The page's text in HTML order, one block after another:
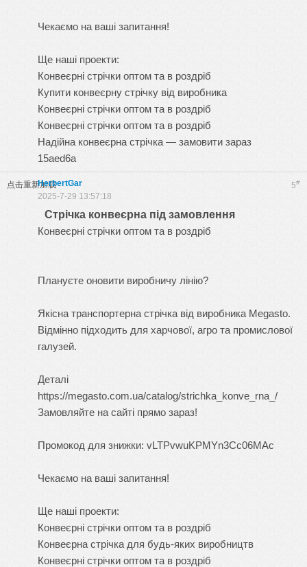
Чекаємо на ваші запитання!
Ще наші проекти:
Конвеєрні стрічки оптом та в роздріб
Купити конвеєрну стрічку від виробника
Конвеєрні стрічки оптом та в роздріб
Конвеєрні стрічки оптом та в роздріб
Надійна конвеєрна стрічка — замовити зараз
15aed6a
点击重新加载 5#
HerbertGar
2025-7-29 13:57:18
Стрічка конвеєрна під замовлення
Конвеєрні стрічки оптом та в роздріб
Плануєте оновити виробничу лінію?
Якісна транспортерна стрічка від виробника Megasto.
Відмінно підходить для харчової, агро та промислової
галузей.
Деталі
https://megasto.com.ua/catalog/strichka_konve_rna_/
Замовляйте на сайті прямо зараз!
Промокод для знижки: vLTPvwuKPMYn3Cc06MAc
Чекаємо на ваші запитання!
Ще наші проекти:
Конвеєрні стрічки оптом та в роздріб
Конвеєрна стрічка для будь-яких виробництв
Конвеєрні стрічки оптом та в роздріб